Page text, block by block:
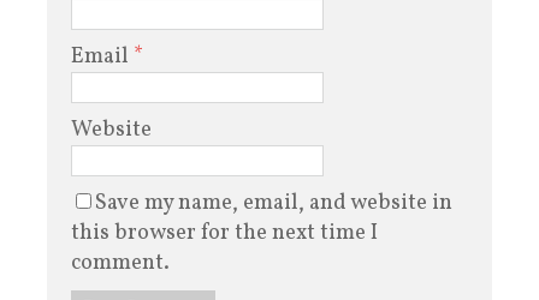
Email *
Website
Save my name, email, and website in
this browser for the next time I
comment.